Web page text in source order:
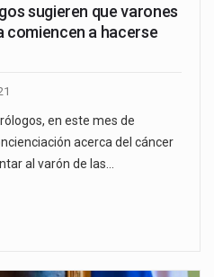
sugieren que varones
comiencen a hacerse
en este mes de
acerca del cáncer
al varón de las…